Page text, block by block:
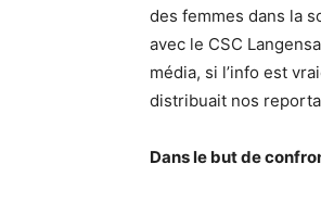
des femmes dans la
avec le CSC
média, si l’info est
distribuait nos
Dans le but de